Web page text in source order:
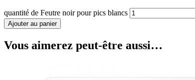
quantité de Feutre noir pour pics blancs
Ajouter au panier
Vous aimerez peut-être aussi…